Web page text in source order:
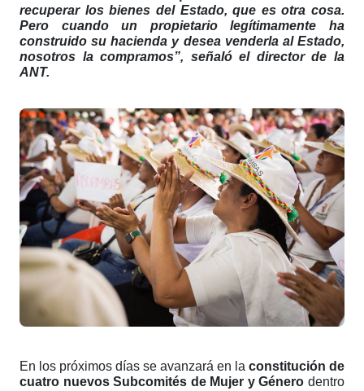
recuperar los bienes del Estado, que es otra cosa.
Pero cuando un propietario legítimamente ha
construido su hacienda y desea venderla al Estado,
nosotros la compramos”, señaló el director de la
ANT.
En los próximos días se avanzará en la constitución de
cuatro nuevos Subcomités de Mujer y Género dentro